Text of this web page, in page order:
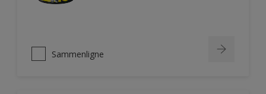
Sammenligne